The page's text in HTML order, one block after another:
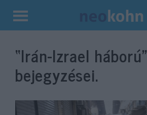
Kilépés
tartalomba
“Irán-Izrael háború”
bejegyzései.